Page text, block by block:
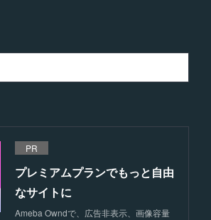
PR
プレミアムプランでもっと自由
なサイトに
Ameba Owndで、広告非表示、画像容量